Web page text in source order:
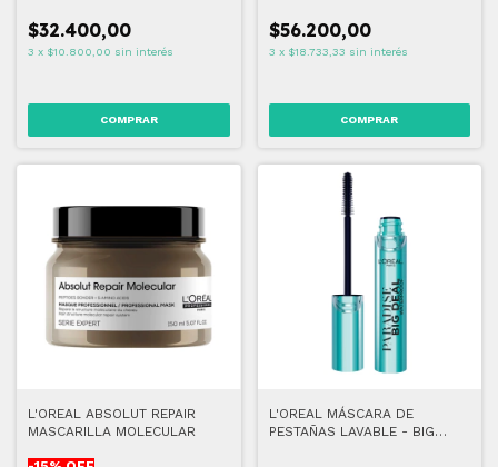
$32.400,00
3 x $10.800,00 sin interés
$56.200,00
3 x $18.733,33 sin interés
L'OREAL ABSOLUT REPAIR
MASCARILLA MOLECULAR
L'OREAL MÁSCARA DE
PESTAÑAS LAVABLE - BIG